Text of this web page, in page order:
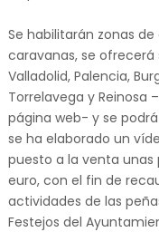
Se habilitarán zonas
caravanas, se
Valladolid, Palencia,
Torrelavega y Reinosa
página web- y se
se ha elaborado un
puesto a la venta unas
euro, con el fin de
actividades de las
Festejos del